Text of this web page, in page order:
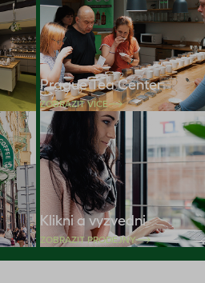
Prague Tea Center
ZOBRAZIT VÍCE
Klikni a vyzvedni
ZOBRAZIT PRODEJNY